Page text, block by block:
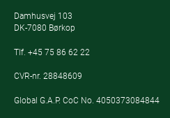
Damhusvej 103
DK-7080 Børkop
Tlf. +45 75 86 62 22
CVR-nr. 28848609
Global G.A.P. CoC No. 4050373084844